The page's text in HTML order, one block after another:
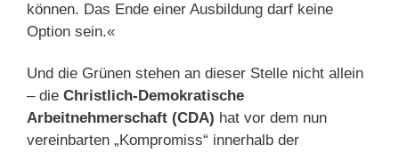
können. Das Ende einer Ausbildung darf keine
Option sein.«
Und die Grünen stehen an dieser Stelle nicht allein
– die Christlich-Demokratische
Arbeitnehmerschaft (CDA) hat vor dem nun
vereinbarten „Kompromiss“ innerhalb der